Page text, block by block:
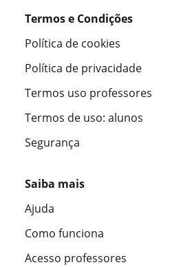
Termos e Condições
Política de cookies
Política de privacidade
Termos uso professores
Termos de uso: alunos
Segurança
Saiba mais
Ajuda
Como funciona
Acesso professores